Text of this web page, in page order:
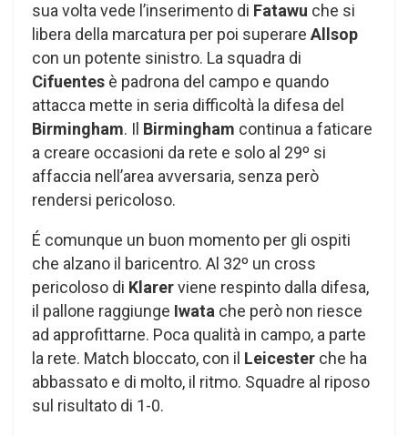
sua volta vede l’inserimento di Fatawu che si
libera della marcatura per poi superare Allsop
con un potente sinistro. La squadra di
Cifuentes è padrona del campo e quando
attacca mette in seria difficoltà la difesa del
Birmingham. Il Birmingham continua a faticare
a creare occasioni da rete e solo al 29º si
affaccia nell’area avversaria, senza però
rendersi pericoloso.
É comunque un buon momento per gli ospiti
che alzano il baricentro. Al 32º un cross
pericoloso di Klarerviene respinto dalla difesa,
il pallone raggiunge Iwata che però non riesce
ad approfittarne. Poca qualità in campo, a parte
la rete. Match bloccato, con il Leicester che ha
abbassato e di molto, il ritmo. Squadre al riposo
sul risultato di 1-0.